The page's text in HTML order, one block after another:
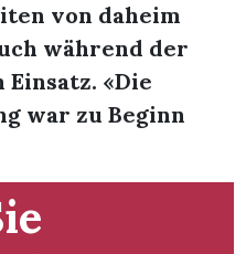
von daheim
während der
«Die
war zu Beginn